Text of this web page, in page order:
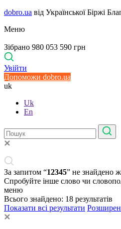
dobro.ua від Української Біржі
Меню
Зібрано 980 053 590 грн
Увійти
Допоможи dobro.ua
uk
Uk
En
За запитом “12345” не знайдено
Спробуйте інше слово чи
меню
Всього знайдено: 18 результатів
Показати всі результати